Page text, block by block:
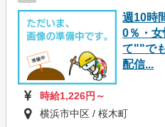
週10時
0％・
て""で
配信...
時給1,226円～
横浜市中区 / 桜木町